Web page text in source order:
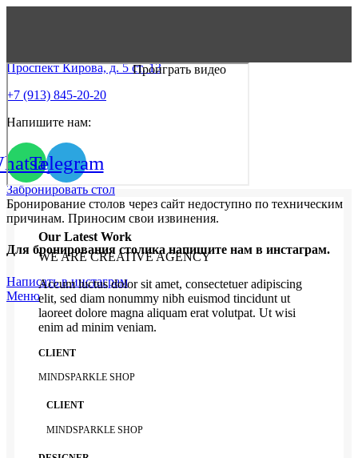
Проспект Кирова, д. 5 ст. 13
+7 (913) 845-20-20
Напишите нам:
Telegram
Забронировать стол
Бронирование столов через сайт недоступно по техническим
причинам. Приносим свои извинения.
Для бронирования столика напишите нам в инстаграм.
Написать в инстаграм
Меню
Проиграть видео
Our Latest Work
WE ARE CREATIVE AGENCY
Accum luctus dolor sit amet, consectetuer adipiscing
elit, sed diam nonummy nibh euismod tincidunt ut
laoreet dolore magna aliquam erat volutpat. Ut wisi
enim ad minim veniam.
CLIENT
MINDSPARKLE SHOP
CLIENT
MINDSPARKLE SHOP